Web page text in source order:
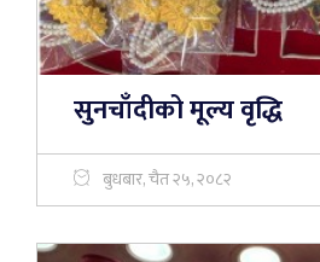
सुनचाँदीको मूल्य वृद्धि
बुधबार, चैत २५, २०८२